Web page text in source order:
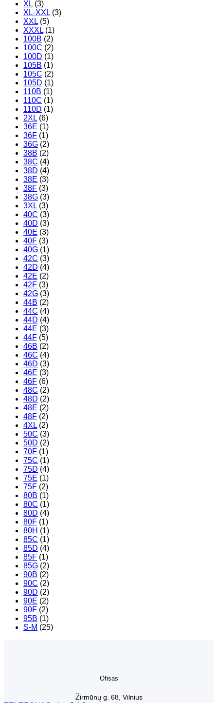
XL (3)
XL-XXL (3)
XXL (5)
XXXL (1)
100B (2)
100C (2)
100D (1)
105B (1)
105C (2)
105D (1)
110B (1)
110C (1)
110D (1)
2XL (6)
36E (1)
36F (1)
36G (2)
38B (2)
38C (4)
38D (4)
38E (3)
38F (3)
38G (3)
3XL (3)
40C (3)
40D (3)
40E (3)
40F (3)
40G (1)
42C (3)
42D (4)
42E (2)
42F (3)
42G (3)
44B (2)
44C (4)
44D (4)
44E (3)
44F (5)
46B (2)
46C (4)
46D (3)
46E (3)
46F (6)
48C (2)
48D (2)
48E (2)
48F (2)
4XL (2)
50C (3)
50D (2)
70F (1)
75C (1)
75D (4)
75E (1)
75F (2)
80B (1)
80C (1)
80D (4)
80F (1)
80H (1)
85C (1)
85D (4)
85F (1)
85G (2)
90B (2)
90C (2)
90D (2)
90E (2)
90F (2)
95B (1)
S-M (25)
Ofisas
Žirmūnų g. 68, Vilnius